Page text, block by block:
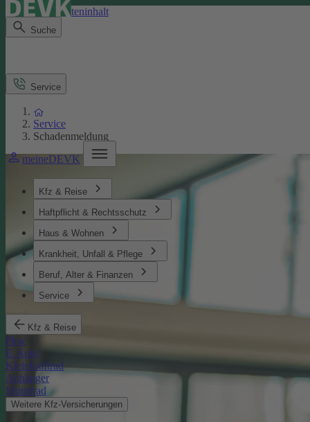
Direkt zum Seiteninhalt
Suche
meineDEVK
Kfz & Reise
Haftpflicht & Rechtsschutz
Haus & Wohnen
Krankheit, Unfall & Pflege
Beruf, Alter & Finanzen
Service
Kfz & Reise
Pkw
E-Auto
Kleinkraftrad
Anhänger
Motorrad
Weitere Kfz-Versicherungen
Service
Service
Schadenmeldung